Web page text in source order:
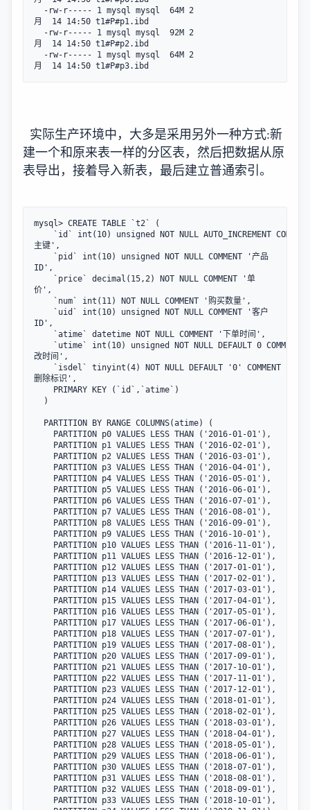
-rw-r----- 1 mysql mysql  64M 2
月  14 14:50 t1#P#p1.ibd
-rw-r----- 1 mysql mysql  92M 2
月  14 14:50 t1#P#p2.ibd
-rw-r----- 1 mysql mysql  64M 2
月  14 14:50 t1#P#p3.ibd
实际生产环境中，大多是采用另外一种方式:新
建一个和原来表一样的分区表，然后把数据从原
表导出，接着导入新表，最后建立普通索引。
mysql> CREATE TABLE `t2` (
`id` int(10) unsigned NOT NULL AUTO_INCREMENT
主键',
`pid` int(10) unsigned NOT NULL COMMENT '产品
ID',
`price` decimal(15,2) NOT NULL COMMENT '单
价',
`num` int(11) NOT NULL COMMENT '购买数量',
`uid` int(10) unsigned NOT NULL COMMENT '客户
ID',
`atime` datetime NOT NULL COMMENT '下单时间',
`utime` int(10) unsigned NOT NULL DEFAULT 0 COMMENT
改时间',
`isdel` tinyint(4) NOT NULL DEFAULT '0' COMMENT '软
删除标识',
PRIMARY KEY (`id`,`atime`)
)
PARTITION BY RANGE COLUMNS(atime) (
PARTITION p0 VALUES LESS THAN ('2016-01-01'),
PARTITION p1 VALUES LESS THAN ('2016-02-01'),
PARTITION p2 VALUES LESS THAN ('2016-03-01'),
PARTITION p3 VALUES LESS THAN ('2016-04-01'),
PARTITION p4 VALUES LESS THAN ('2016-05-01'),
PARTITION p5 VALUES LESS THAN ('2016-06-01'),
PARTITION p6 VALUES LESS THAN ('2016-07-01'),
PARTITION p7 VALUES LESS THAN ('2016-08-01'),
PARTITION p8 VALUES LESS THAN ('2016-09-01'),
PARTITION p9 VALUES LESS THAN ('2016-10-01'),
PARTITION p10 VALUES LESS THAN ('2016-11-01'),
PARTITION p11 VALUES LESS THAN ('2016-12-01'),
PARTITION p12 VALUES LESS THAN ('2017-01-01'),
PARTITION p13 VALUES LESS THAN ('2017-02-01'),
PARTITION p14 VALUES LESS THAN ('2017-03-01'),
PARTITION p15 VALUES LESS THAN ('2017-04-01'),
PARTITION p16 VALUES LESS THAN ('2017-05-01'),
PARTITION p17 VALUES LESS THAN ('2017-06-01'),
PARTITION p18 VALUES LESS THAN ('2017-07-01'),
PARTITION p19 VALUES LESS THAN ('2017-08-01'),
PARTITION p20 VALUES LESS THAN ('2017-09-01'),
PARTITION p21 VALUES LESS THAN ('2017-10-01'),
PARTITION p22 VALUES LESS THAN ('2017-11-01'),
PARTITION p23 VALUES LESS THAN ('2017-12-01'),
PARTITION p24 VALUES LESS THAN ('2018-01-01'),
PARTITION p25 VALUES LESS THAN ('2018-02-01'),
PARTITION p26 VALUES LESS THAN ('2018-03-01'),
PARTITION p27 VALUES LESS THAN ('2018-04-01'),
PARTITION p28 VALUES LESS THAN ('2018-05-01'),
PARTITION p29 VALUES LESS THAN ('2018-06-01'),
PARTITION p30 VALUES LESS THAN ('2018-07-01'),
PARTITION p31 VALUES LESS THAN ('2018-08-01'),
PARTITION p32 VALUES LESS THAN ('2018-09-01'),
PARTITION p33 VALUES LESS THAN ('2018-10-01'),